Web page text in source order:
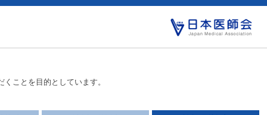
ことを目的としています。